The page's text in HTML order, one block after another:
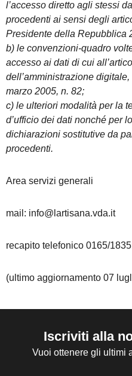
l’accesso diretto agli stessi
procedenti ai sensi degli
Presidente della Repubblica
b) le convenzioni-quadro
accesso ai dati di cui
dell’amministrazione
marzo 2005, n. 82;
c) le ulteriori modalità per la
d’ufficio dei dati nonché per
dichiarazioni sostitutive da
procedenti.
Area servizi generali
mail: info@lartisana.vda.it
recapito telefonico 0165/
(ultimo aggiornamento 07
Iscriviti alla
Vuoi ottenere gli ultimi